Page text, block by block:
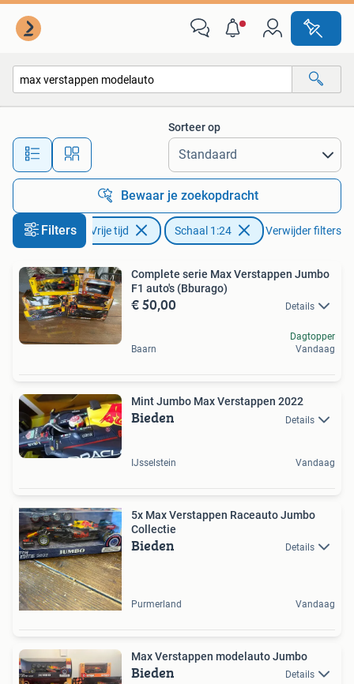
Alle afstanden…
Sorteer op
Bewaar je zoekopdracht
Filters
Hobby en Vrije tijd Schaal 1:24 Verwijder filters
Complete serie Max Verstappen Jumbo
F1 auto's (Bburago)
€ 50,00 Details
Baarn
Dagtopper
Vandaag
Mint Jumbo Max Verstappen 2022
Bieden Details
IJsselstein Vandaag
5x Max Verstappen Raceauto Jumbo
Collectie
Bieden Details
Purmerland Vandaag
Max Verstappen modelauto Jumbo
Bieden Details